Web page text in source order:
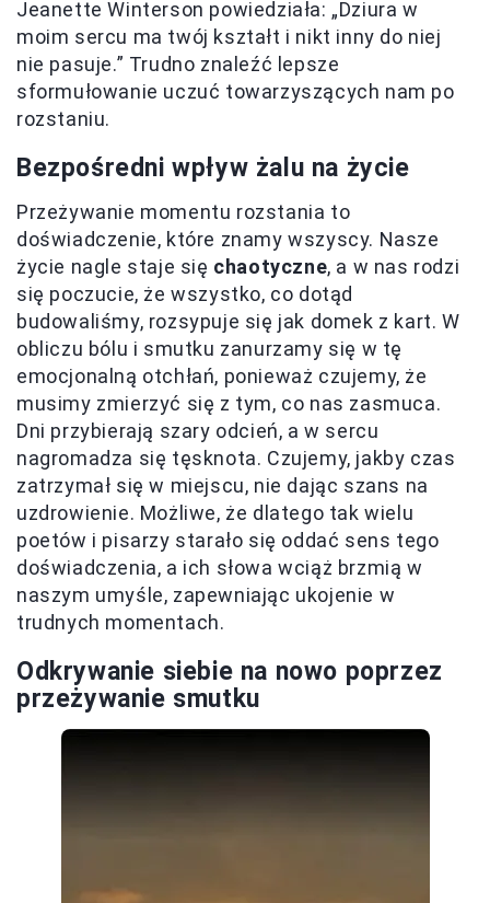
Jeanette Winterson powiedziała: „Dziura w
moim sercu ma twój kształt i nikt inny do niej
nie pasuje.” Trudno znaleźć lepsze
sformułowanie uczuć towarzyszących nam po
rozstaniu.
Bezpośredni wpływ żalu na życie
Przeżywanie momentu rozstania to
doświadczenie, które znamy wszyscy. Nasze
życie nagle staje się chaotyczne, a w nas rodzi
się poczucie, że wszystko, co dotąd
budowaliśmy, rozsypuje się jak domek z kart. W
obliczu bólu i smutku zanurzamy się w tę
emocjonalną otchłań, ponieważ czujemy, że
musimy zmierzyć się z tym, co nas zasmuca.
Dni przybierają szary odcień, a w sercu
nagromadza się tęsknota. Czujemy, jakby czas
zatrzymał się w miejscu, nie dając szans na
uzdrowienie. Możliwe, że dlatego tak wielu
poetów i pisarzy starało się oddać sens tego
doświadczenia, a ich słowa wciąż brzmią w
naszym umyśle, zapewniając ukojenie w
trudnych momentach.
Odkrywanie siebie na nowo poprzez
przeżywanie smutku